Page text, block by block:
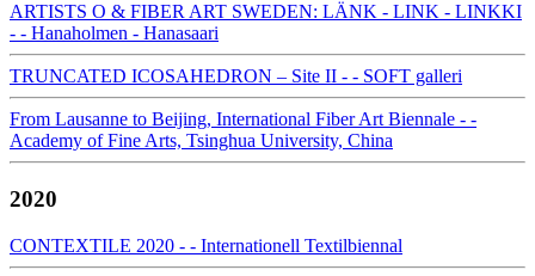
ARTISTS O & FIBER ART SWEDEN: LÄNK - LINK - LINKKI
- - Hanaholmen - Hanasaari
TRUNCATED ICOSAHEDRON – Site II - - SOFT galleri
From Lausanne to Beijing, International Fiber Art Biennale - -
Academy of Fine Arts, Tsinghua University, China
2020
CONTEXTILE 2020 - - Internationell Textilbiennal